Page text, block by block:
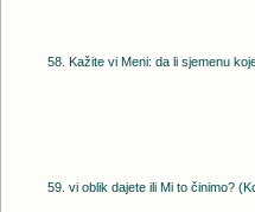
58. Kažite vi Meni: da li sjemenu
59. vi oblik dajete ili Mi to činimo?